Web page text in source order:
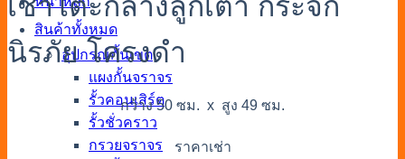
สินค้าทั้งหมด
อุปกรณ์กั้นเขต
แผงกั้นจราจร
รั้วคอนเสิร์ต
รั้วชั่วคราว
กรวยจราจร
นิรภัย โครงดำ
กว้าง 50 ซม. x สูง 49 ซม.
ราคาเช่า